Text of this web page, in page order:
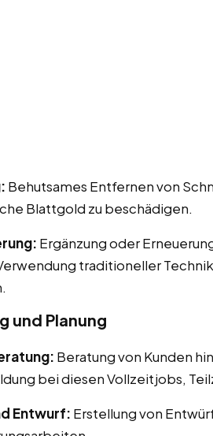
Behutsames Entfernen von
Blattgold zu beschädigen.
Ergänzung oder
traditioneller
und Planung
Beratung von Kunden
bei diesen Vollzeitjobs,
Entwurf: Erstellung von